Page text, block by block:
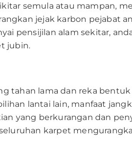
semula atau mampan,
jejak karbon pejabat
pensijilan alam sekitar,
jubin.
tahan lama dan reka
lantai lain, manfaat
yang berkurangan dan
karpet